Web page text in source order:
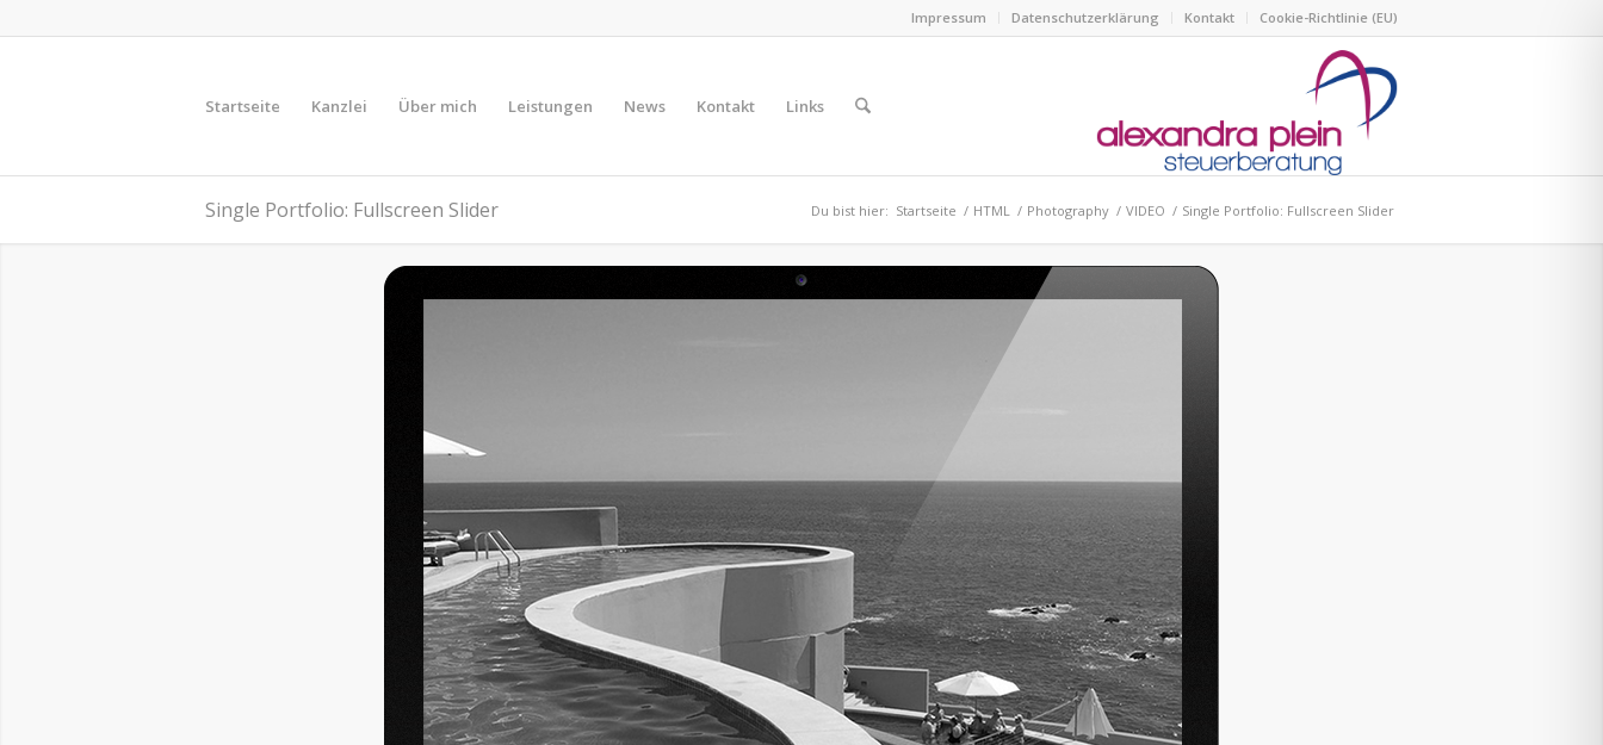
Impressum Datenschutzerklärung Kontakt Cookie-Richtlinie (EU)
Startseite Kanzlei Über mich Leistungen News Kontakt Links
Single Portfolio: Fullscreen Slider Du bist hier: Startseite / HTML / Photography / VIDEO / Single Portfolio: Fullscreen Slider